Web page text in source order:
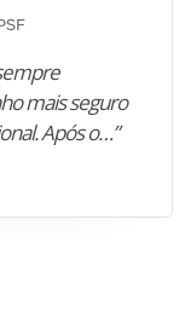
mais seguro
Após o…”